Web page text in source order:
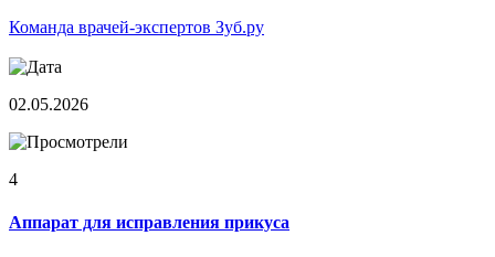
Команда врачей-экспертов Зуб.ру
02.05.2026
4
Аппарат для исправления прикуса